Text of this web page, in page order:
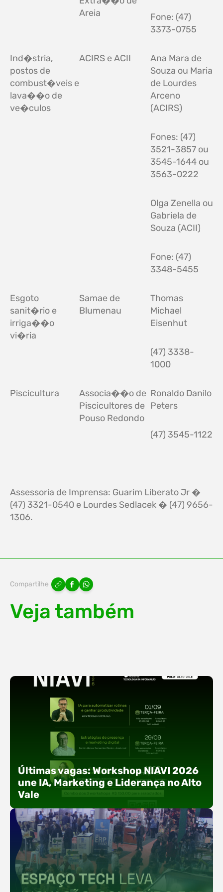
Areia
Fone: (47)
3373-0755
Ind�stria,
postos de
combust�veis e
lava��o de
ve�culos
ACIRS e ACII
Ana Mara de
Souza ou Maria
de Lourdes
Arceno
(ACIRS)
Fones: (47)
3521-3857 ou
3545-1644 ou
3563-0222
Olga Zenella ou
Gabriela de
Souza (ACII)
Fone: (47)
3348-5455
Esgoto
sanit�rio e
irriga��o
vi�ria
Samae de
Blumenau
Thomas
Michael
Eisenhut
(47) 3338-
1000
Piscicultura
Associa��o de
Piscicultores de
Pouso Redondo
Ronaldo Danilo
Peters
(47) 3545-1122
Assessoria de Imprensa: Guarim Liberato Jr �
(47) 3321-0540 e Lourdes Sedlacek � (47) 9656-
1306.
Compartilhe
Veja também
Últimas vagas: Workshop NIAVI 2026
une IA, Marketing e Liderança no Alto
Vale